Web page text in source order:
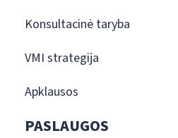
Konsultacinė taryba
VMI strategija
Apklausos
PASLAUGOS